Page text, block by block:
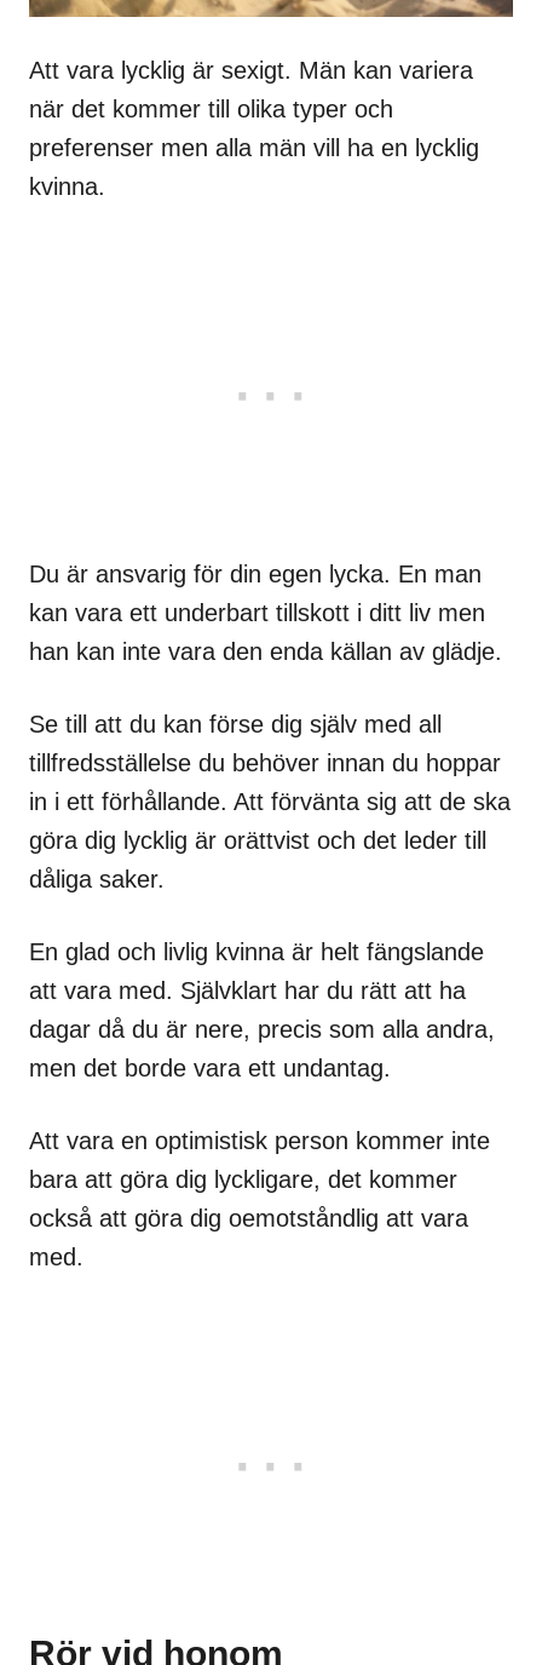
Att vara lycklig är sexigt. Män kan variera
när det kommer till olika typer och
preferenser men alla män vill ha en lycklig
kvinna.
Du är ansvarig för din egen lycka. En man
kan vara ett underbart tillskott i ditt liv men
han kan inte vara den enda källan av glädje.
Se till att du kan förse dig själv med all
tillfredsställelse du behöver innan du hoppar
in i ett förhållande. Att förvänta sig att de ska
göra dig lycklig är orättvist och det leder till
dåliga saker.
En glad och livlig kvinna är helt fängslande
att vara med. Självklart har du rätt att ha
dagar då du är nere, precis som alla andra,
men det borde vara ett undantag.
Att vara en optimistisk person kommer inte
bara att göra dig lyckligare, det kommer
också att göra dig oemotståndlig att vara
med.
Rör vid honom